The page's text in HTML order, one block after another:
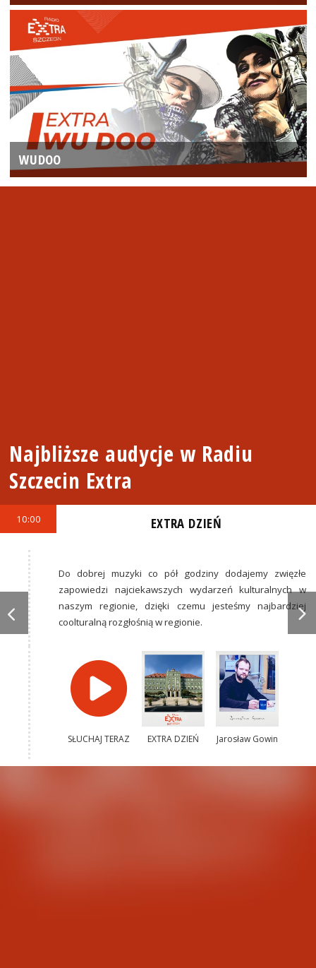
WUDOO
Najbliższe audycje w Radiu
Szczecin Extra
10:00 EXTRA DZIEŃ
Do dobrej muzyki co pół godziny dodajemy zwięzłe
zapowiedzi najciekawszych wydarzeń kulturalnych w
naszym regionie, dzięki czemu jesteśmy najbardziej
coolturalną rozgłośnią w regionie.
SŁUCHAJ TERAZ EXTRA DZIEŃ Jarosław Gowin